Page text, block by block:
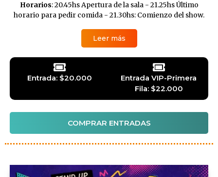
Horarios: 20.45hs Apertura de la sala - 21.25hs Último
horario para pedir comida - 21.30hs: Comienzo del show.
Leer más
Entrada: $20.000
Entrada VIP-Primera
Fila: $22.000
COMPRAR ENTRADAS